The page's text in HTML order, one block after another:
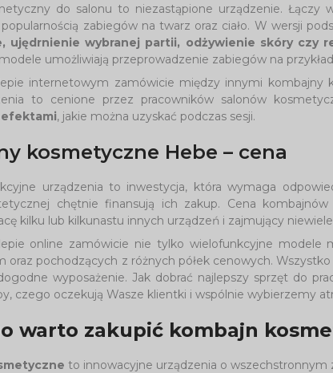
do salonu to niezastąpione urządzenie.
zabiegów na twarz oraz ciało. W wersji
ujędrnienie wybranej partii, odżywienie skóry
umożliwiają przeprowadzenie zabiegów na
internetowym zamówicie między innymi kombajny
to cenione przez pracowników salonów
, jakie można uzyskać podczas sesji.
kosmetyczne Hebe – cena
urządzenia to inwestycja, która wymaga
chętnie finansują ich zakup. Cena kombajnów
kilku lub kilkunastu innych urządzeń i zajmujący
online zamówicie nie tylko wielofunkcyjne modele
oraz pochodzących z różnych półek cenowych.
wyposażenie. Jak dobrać najlepszy sprzęt do
czego oczekują Wasze klientki i wspólnie wybierzemy
warto zakupić kombajn
to innowacyjne urządzenia o wszechstronnym